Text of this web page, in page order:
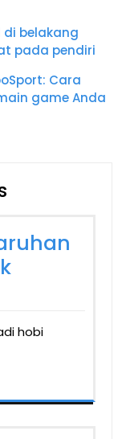
di belakang
pada pendiri
Cara
game Anda
hobi